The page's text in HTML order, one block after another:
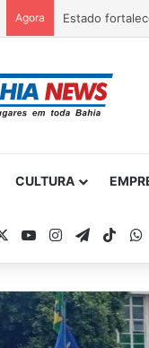
Agora
CULTURA
YouTubeInstagram
Telegram